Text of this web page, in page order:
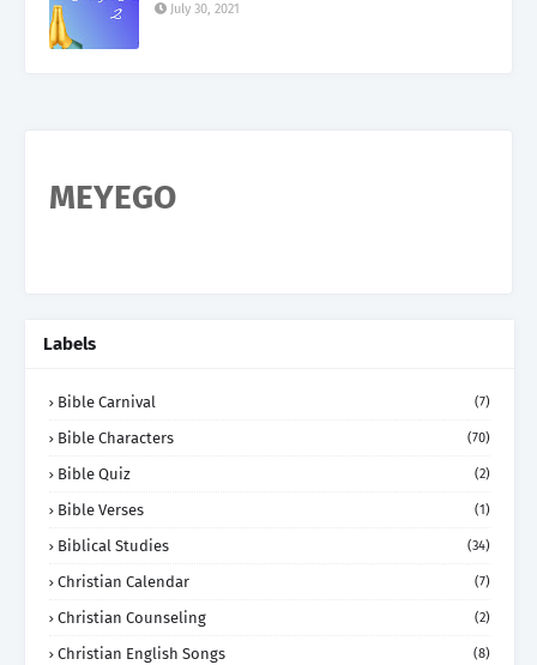
July 30, 2021
MEYEGO
Labels
Bible Carnival (7)
Bible Characters (70)
Bible Quiz (2)
Bible Verses (1)
Biblical Studies (34)
Christian Calendar (7)
Christian Counseling (2)
Christian English Songs (8)